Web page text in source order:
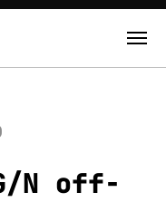
N off-